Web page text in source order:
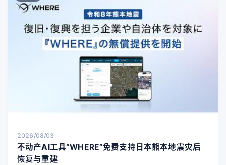
2026/08/03
不动产AI工具“WHERE”免费支持日本熊本地震灾后
恢复与重建